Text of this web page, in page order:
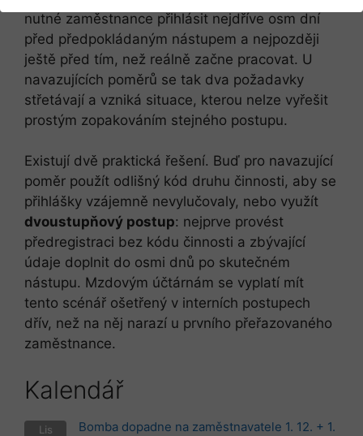
nutné zaměstnance přihlásit nejdříve osm dní
před předpokládaným nástupem a nejpozději
ještě před tím, než reálně začne pracovat. U
navazujících poměrů se tak dva požadavky
střetávají a vzniká situace, kterou nelze vyřešit
prostým zopakováním stejného postupu.
Existují dvě praktická řešení. Buď pro navazující
poměr použít odlišný kód druhu činnosti, aby se
přihlášky vzájemně nevylučovaly, nebo využít
dvoustupňový postup: nejprve provést
předregistraci bez kódu činnosti a zbývající
údaje doplnit do osmi dnů po skutečném
nástupu. Mzdovým účtárnám se vyplatí mít
tento scénář ošetřený v interních postupech
dřív, než na něj narazí u prvního přeřazovaného
zaměstnance.
Kalendář
Lis
Bomba dopadne na zaměstnavatele 1. 12. + 1.